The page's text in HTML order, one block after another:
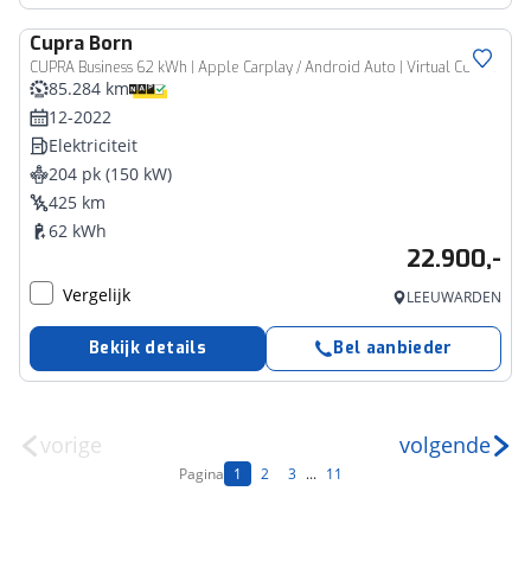
Cupra Born
CUPRA Business 62 kWh | Apple Carplay / Android Auto | Virtual Cockpit | Privacy Glass | Keyless |
85.284 km
12-2022
Elektriciteit
204 pk (150 kW)
425 km
62 kWh
22.900,-
Vergelijk LEEUWARDEN
Bekijk details Bel aanbieder
vorige
Pagina 1 2 3 ... 11
volgende